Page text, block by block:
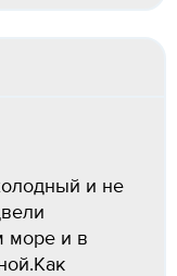
и не
море и в